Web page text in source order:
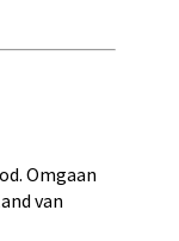
Omgaan
van